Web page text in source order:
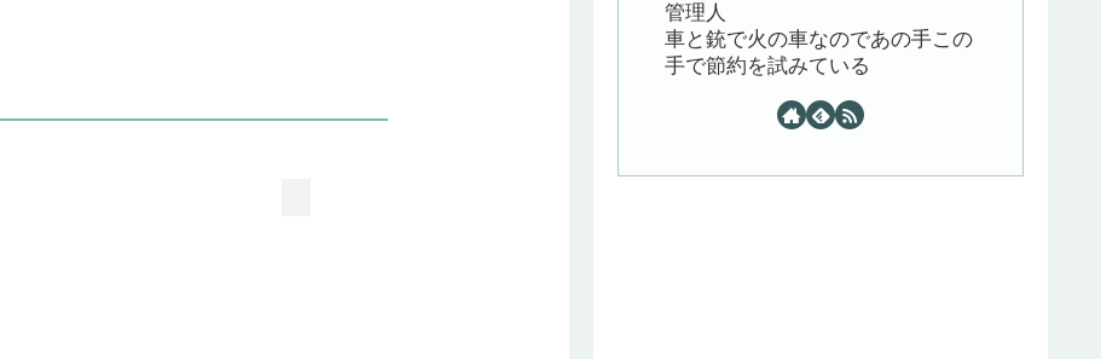
管理人
車と銃で火の車なのであの手この
手で節約を試みている